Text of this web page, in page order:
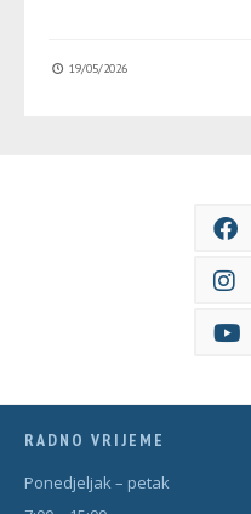
19/05/2026
RADNO VRIJEME
Ponedjeljak – petak